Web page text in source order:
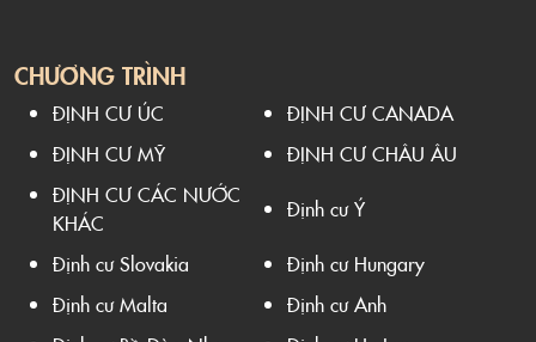
CHƯƠNG TRÌNH
ĐỊNH CƯ ÚC
ĐỊNH CƯ CANADA
ĐỊNH CƯ MỸ
ĐỊNH CƯ CHÂU ÂU
ĐỊNH CƯ CÁC NƯỚC
KHÁC
Định cư Ý
Định cư Slovakia
Định cư Hungary
Định cư Malta
Định cư Anh